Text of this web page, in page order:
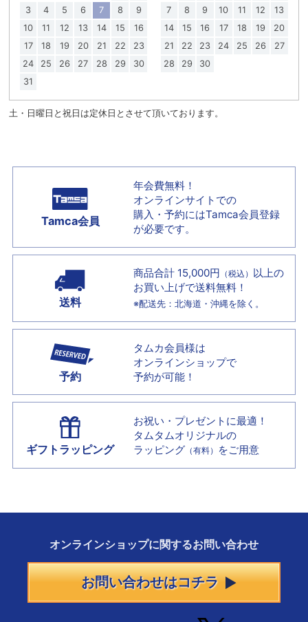
3
4 5 6 7 8
9
10
11 12 13 14 15
16
17
18 19 20 21 22
23
24
25 26 27 28 29
30
31
7
8 9 10 11 12
13
14
15 16 17 18 19
20
21
22 23 24 25 26
27
28
29 30
土・日曜日と祝日は定休日とさせて頂いております。
Tamca会員
年会費無料！
オンラインサイトでの
購入・予約にはTamca会員登録
が必要です。
送料
商品合計 15,000円 （税込） 以上の
お買い上げで送料無料！
※配送先：北海道・沖縄を除く。
予約
タムカ会員様は
オンラインショップで
予約が可能！
ギフトラッピング
お祝い・プレゼントに最適！
タムタムオリジナルの
ラッピング （有料） をご用意
オンラインショップに関するお問い合わせ
お問い合わせはコチラ